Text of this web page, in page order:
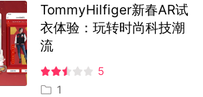
TommyHilfiger新春AR试
衣体验：玩转时尚科技潮
流
5
1